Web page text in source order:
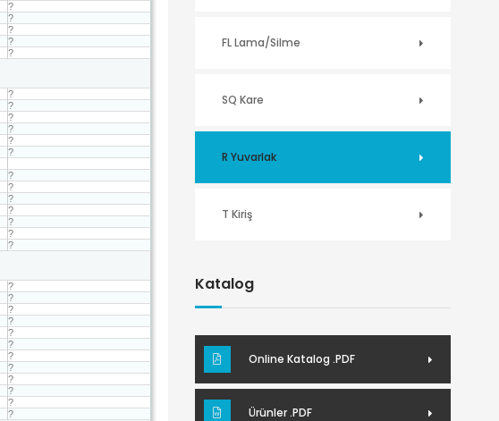
?
?
?
?
?
?
?
?
?
?
?
?
?
?
?
?
?
?
?
?
?
?
?
?
?
?
?
?
?
?
FL Lama/Silme
SQ Kare
R Yuvarlak
T Kiriş
Katalog
Online Katalog .PDF
Ürünler .PDF